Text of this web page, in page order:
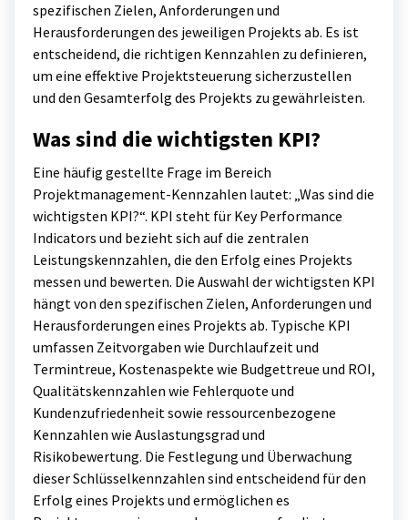
spezifischen Zielen, Anforderungen und
Herausforderungen des jeweiligen Projekts ab. Es ist
entscheidend, die richtigen Kennzahlen zu definieren,
um eine effektive Projektsteuerung sicherzustellen
und den Gesamterfolg des Projekts zu gewährleisten.
Was sind die wichtigsten KPI?
Eine häufig gestellte Frage im Bereich
Projektmanagement-Kennzahlen lautet: „Was sind die
wichtigsten KPI?“. KPI steht für Key Performance
Indicators und bezieht sich auf die zentralen
Leistungskennzahlen, die den Erfolg eines Projekts
messen und bewerten. Die Auswahl der wichtigsten KPI
hängt von den spezifischen Zielen, Anforderungen und
Herausforderungen eines Projekts ab. Typische KPI
umfassen Zeitvorgaben wie Durchlaufzeit und
Termintreue, Kostenaspekte wie Budgettreue und ROI,
Qualitätskennzahlen wie Fehlerquote und
Kundenzufriedenheit sowie ressourcenbezogene
Kennzahlen wie Auslastungsgrad und
Risikobewertung. Die Festlegung und Überwachung
dieser Schlüsselkennzahlen sind entscheidend für den
Erfolg eines Projekts und ermöglichen es